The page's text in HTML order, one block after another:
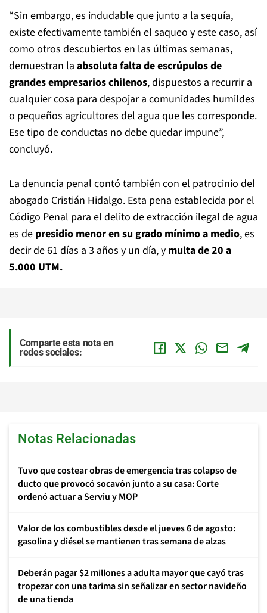
“Sin embargo, es indudable que junto a la sequía,
existe efectivamente también el saqueo y este caso, así
como otros descubiertos en las últimas semanas,
demuestran la absoluta falta de escrúpulos de
grandes empresarios chilenos, dispuestos a recurrir a
cualquier cosa para despojar a comunidades humildes
o pequeños agricultores del agua que les corresponde.
Ese tipo de conductas no debe quedar impune”,
concluyó.
La denuncia penal contó también con el patrocinio del
abogado Cristián Hidalgo. Esta pena establecida por el
Código Penal para el delito de extracción ilegal de agua
es de presidio menor en su grado mínimo a medio, es
decir de 61 días a 3 años y un día, y multa de 20 a
5.000 UTM.
Comparte esta nota en
redes sociales:
Notas Relacionadas
Tuvo que costear obras de emergencia tras colapso de
ducto que provocó socavón junto a su casa: Corte
ordenó actuar a Serviu y MOP
Valor de los combustibles desde el jueves 6 de agosto:
gasolina y diésel se mantienen tras semana de alzas
Deberán pagar $2 millones a adulta mayor que cayó tras
tropezar con una tarima sin señalizar en sector navideño
de una tienda